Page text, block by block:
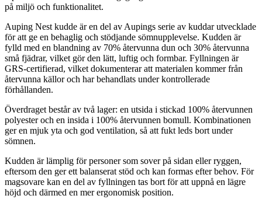
på miljö och funktionalitet.
Auping Nest kudde är en del av Aupings serie av kuddar utvecklade
för att ge en behaglig och stödjande sömnupplevelse. Kudden är
fylld med en blandning av 70% återvunna dun och 30% återvunna
små fjädrar, vilket gör den lätt, luftig och formbar. Fyllningen är
GRS-certifierad, vilket dokumenterar att materialen kommer från
återvunna källor och har behandlats under kontrollerade
förhållanden.
Överdraget består av två lager: en utsida i stickad 100% återvunnen
polyester och en insida i 100% återvunnen bomull. Kombinationen
ger en mjuk yta och god ventilation, så att fukt leds bort under
sömnen.
Kudden är lämplig för personer som sover på sidan eller ryggen,
eftersom den ger ett balanserat stöd och kan formas efter behov. För
magsovare kan en del av fyllningen tas bort för att uppnå en lägre
höjd och därmed en mer ergonomisk position.